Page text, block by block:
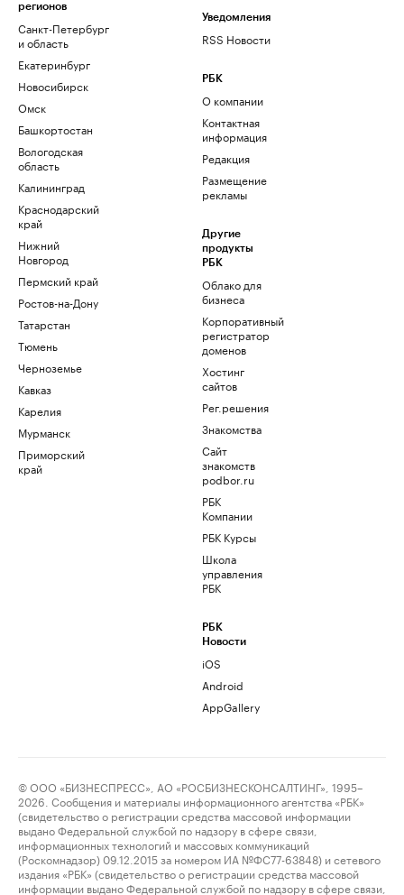
регионов
Санкт-Петербург
и область
Екатеринбург
Новосибирск
Омск
Башкортостан
Вологодская
область
Калининград
Краснодарский
край
Нижний
Новгород
Пермский край
Ростов-на-Дону
Татарстан
Тюмень
Черноземье
Кавказ
Карелия
Мурманск
Приморский
край
Уведомления
RSS Новости
РБК
О компании
Контактная
информация
Редакция
Размещение
рекламы
Другие
продукты
РБК
Облако для
бизнеса
Корпоративный
регистратор
доменов
Хостинг
сайтов
Рег.решения
Знакомства
Сайт
знакомств
podbor.ru
РБК
Компании
РБК Курсы
Школа
управления
РБК
РБК
Новости
iOS
Android
AppGallery
© ООО «БИЗНЕСПРЕСС», АО «РОСБИЗНЕСКОНСАЛТИНГ», 1995–
2026. Сообщения и материалы информационного агентства «РБК»
(свидетельство о регистрации средства массовой информации
выдано Федеральной службой по надзору в сфере связи,
информационных технологий и массовых коммуникаций
(Роскомнадзор) 09.12.2015 за номером ИА №ФС77-63848) и сетевого
издания «РБК» (свидетельство о регистрации средства массовой
информации выдано Федеральной службой по надзору в сфере связи,